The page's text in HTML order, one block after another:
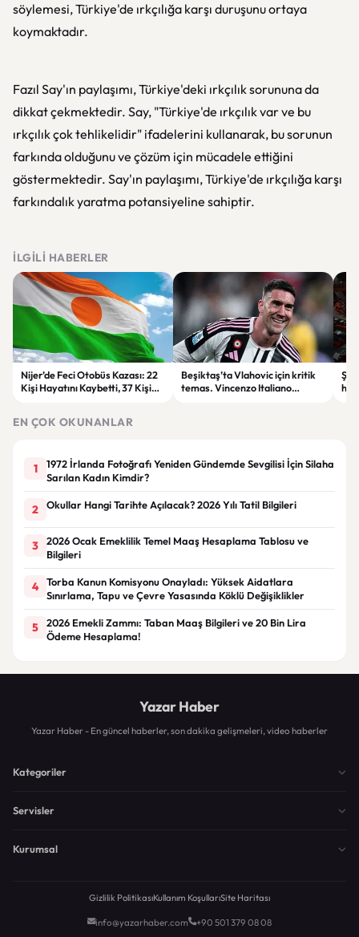
söylemesi, Türkiye'de ırkçılığa karşı duruşunu ortaya
koymaktadır.
Fazıl Say'ın paylaşımı, Türkiye'deki ırkçılık sorununa da
dikkat çekmektedir. Say, "Türkiye'de ırkçılık var ve bu
ırkçılık çok tehlikelidir" ifadelerini kullanarak, bu sorunun
farkında olduğunu ve çözüm için mücadele ettiğini
göstermektedir. Say'ın paylaşımı, Türkiye'de ırkçılığa karşı
farkındalık yaratma potansiyeline sahiptir.
İLGILI HABERLER
Nijer’de Feci Otobüs Kazası: 22
Kişi Hayatını Kaybetti, 37 Kişi
Beşiktaş’ta Vlahovic için kritik
temas. Vincenzo Italiano
EN ÇOK OKUNANLAR
1
1972 İrlanda Fotoğrafı Yeniden Gündemde Sevgilisi İçin Silaha
Sarılan Kadın Kimdir?
2 Okullar Hangi Tarihte Açılacak? 2026 Yılı Tatil Bilgileri
3
2026 Ocak Emeklilik Temel Maaş Hesaplama Tablosu ve
Bilgileri
4
Torba Kanun Komisyonu Onayladı: Yüksek Aidatlara
Sınırlama, Tapu ve Çevre Yasasında Köklü Değişiklikler
5
2026 Emekli Zammı: Taban Maaş Bilgileri ve 20 Bin Lira
Ödeme Hesaplama!
Yazar Haber
Yazar Haber - En güncel haberler, son dakika gelişmeleri, video haberler
Kategoriler
Servisler
Kurumsal
Gizlilik PolitikasıKullanım KoşullarıSite Haritası
info@yazarhaber.com +90 501 379 08 08